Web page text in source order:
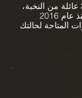
2016
المتاحة لحالتك